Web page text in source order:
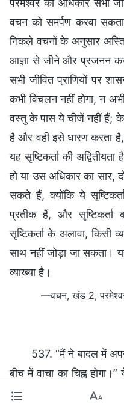
वचन को समर्पण करवा
निकले वचनों के अनुसार
आज्ञा से जीने और प्रजनन
सभी जीवित प्राणियों पर
कभी विचलन नहीं होगा, न
वस्तु के पास ये चीजें नहीं हैं;
है और वही इसे धारण करता
यह सृष्टिकर्ता की
हो या उस अधिकार का सार,
सकते हैं, क्योंकि ये
प्रतीक हैं, और सृष्टिकर्ता
सृष्टिकर्ता के अलावा, किसी
साथ नहीं जोड़ा जा सकता।
व्याख्या है।
—वचन, खंड 2,
537. “मैं ने बादल में
बीच में वाचा का चिह्न होगा।”
गए मूल वचन हैं। जैसे ही